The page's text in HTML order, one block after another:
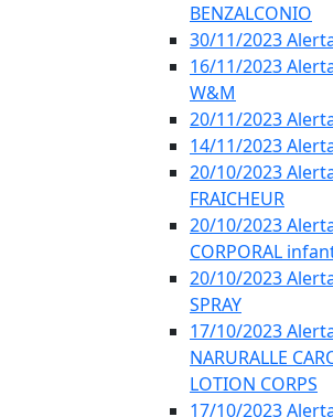
BENZALCONIO
30/11/2023
16/11/2023
W&M
20/11/2023
14/11/2023
20/10/2023
FRAICHEUR
20/10/2023
CORPORAL
20/10/2023
SPRAY
17/10/2023
NARURALLE
LOTION CORPS
17/10/2023